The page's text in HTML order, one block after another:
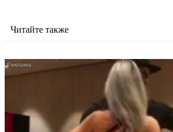
Читайте также